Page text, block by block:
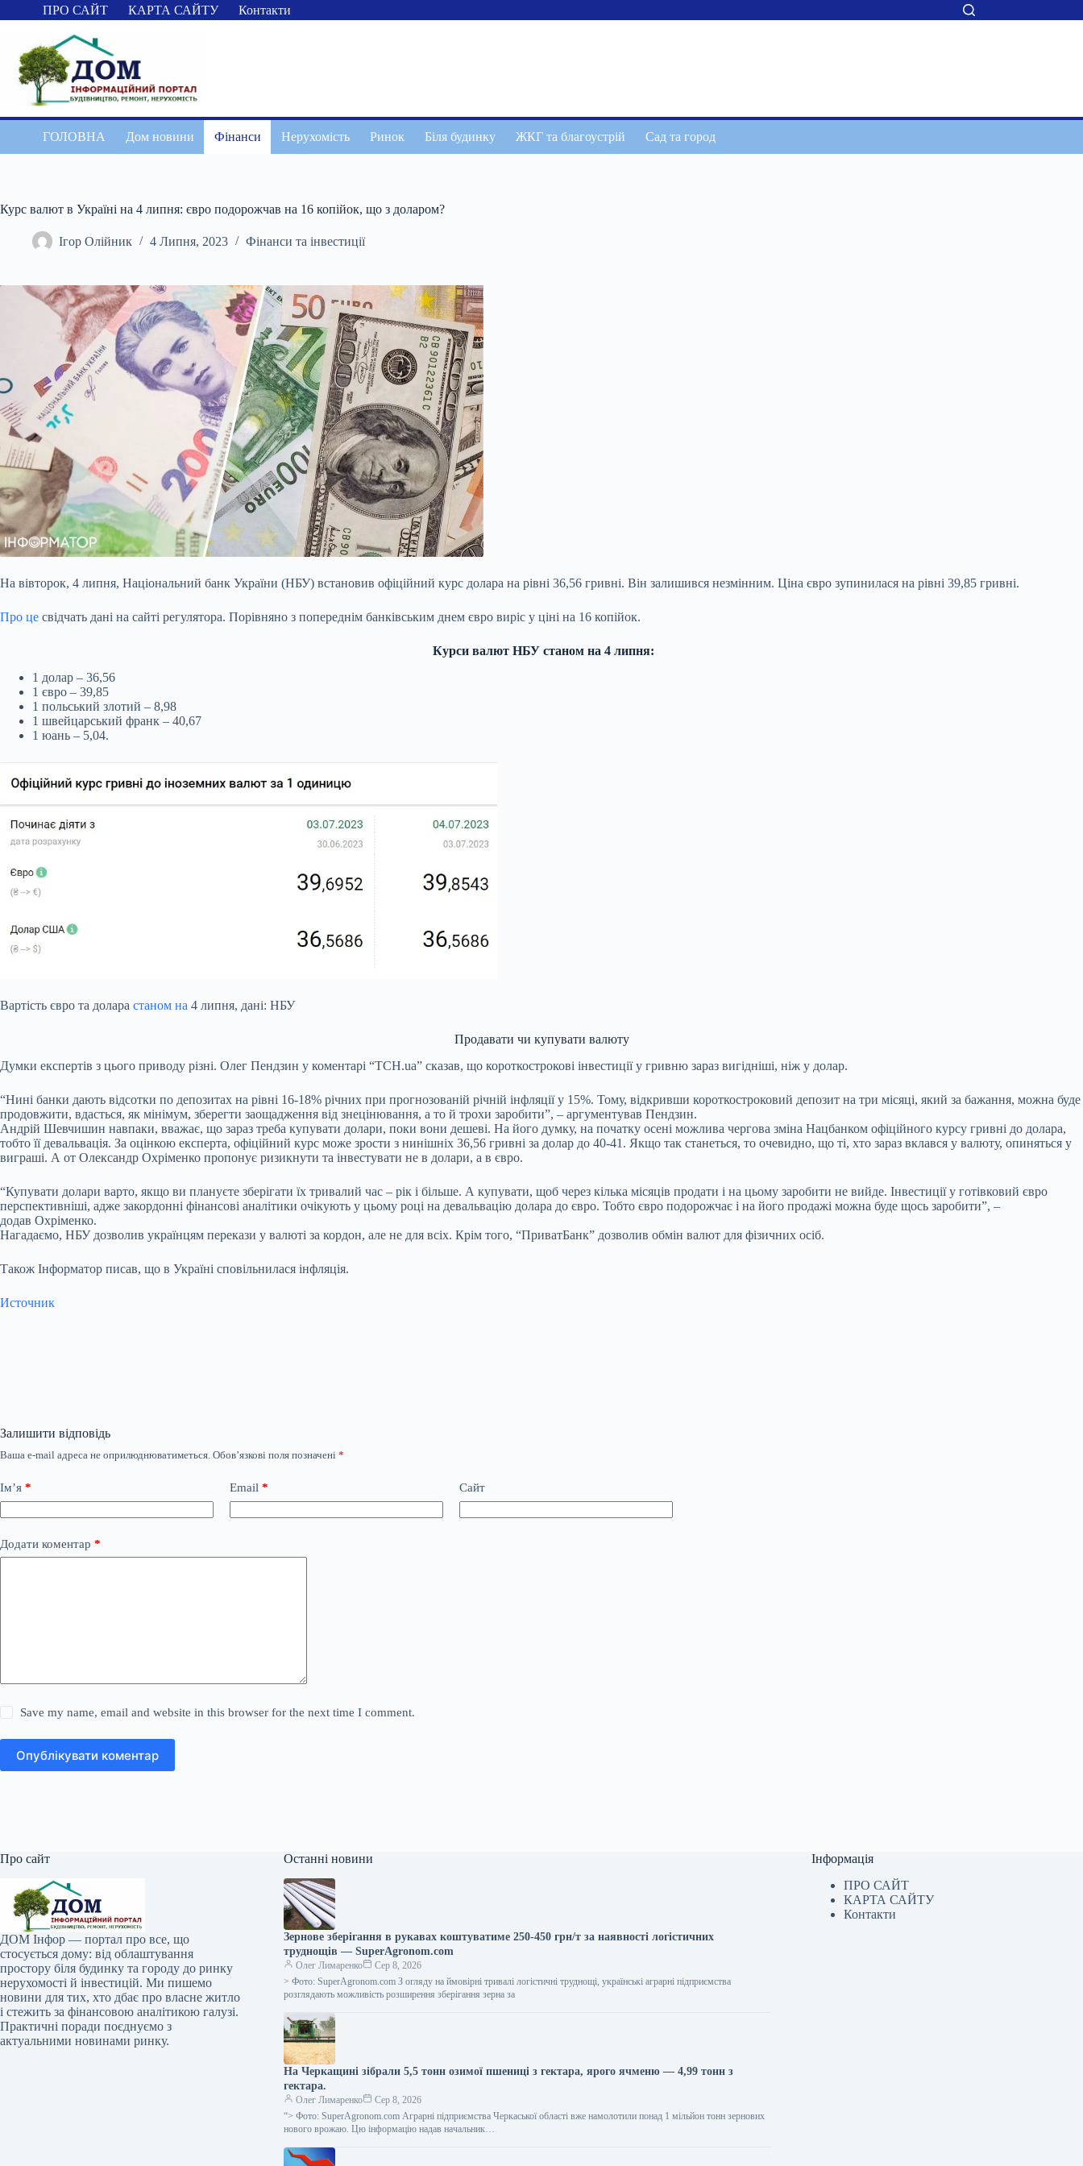
Перейти
до
ПРО САЙТ КАРТА САЙТУ Контакти
ГОЛОВНА Дом новини Фінанси Нерухомість Ринок Біля будинку ЖКГ та благоустрій Сад та город
Курс валют в Україні на 4 липня: євро подорожчав на 16 копійок, що з доларом?
Ігор Олійник 4 Липня, 2023 Фінанси та інвестиції
На вівторок, 4 липня, Національний банк України (НБУ) встановив офіційний курс долара на рівні 36,56 гривні. Він залишився незмінним. Ціна євро зупинилася на рівні 39,85 гривні.
Про це свідчать дані на сайті регулятора. Порівняно з попереднім банківським днем євро виріс у ціні на 16 копійок.
Курси валют НБУ станом на 4 липня:
1 долар – 36,56
1 євро – 39,85
1 польський злотий – 8,98
1 швейцарський франк – 40,67
1 юань – 5,04.
Вартість євро та долара станом на 4 липня, дані: НБУ
Продавати чи купувати валюту
Думки експертів з цього приводу різні. Олег Пендзин у коментарі “ТСН.ua” сказав, що короткострокові інвестиції у гривню зараз вигідніші, ніж у долар.
“Нині банки дають відсотки по депозитах на рівні 16-18% річних при прогнозованій річній інфляції у 15%. Тому, відкривши короткостроковий депозит на три місяці, який за бажання, можна буде
продовжити, вдасться, як мінімум, зберегти заощадження від знецінювання, а то й трохи заробити”, – аргументував Пендзин.
Андрій Шевчишин навпаки, вважає, що зараз треба купувати долари, поки вони дешеві. На його думку, на початку осені можлива чергова зміна Нацбанком офіційного курсу гривні до долара,
тобто її девальвація. За оцінкою експерта, офіційний курс може зрости з нинішніх 36,56 гривні за долар до 40-41. Якщо так станеться, то очевидно, що ті, хто зараз вклався у валюту, опиняться у
виграші. А от Олександр Охріменко пропонує ризикнути та інвестувати не в долари, а в євро.
“Купувати долари варто, якщо ви плануєте зберігати їх тривалий час – рік і більше. А купувати, щоб через кілька місяців продати і на цьому заробити не вийде. Інвестиції у готівковий євро
перспективніші, адже закордонні фінансові аналітики очікують у цьому році на девальвацію долара до євро. Тобто євро подорожчає і на його продажі можна буде щось заробити”, –
додав Охріменко.
Нагадаємо, НБУ дозволив українцям перекази у валюті за кордон, але не для всіх. Крім того, “ПриватБанк” дозволив обмін валют для фізичних осіб.
Також Інформатор писав, що в Україні сповільнилася інфляція.
Источник
Залишити відповідь
Ваша e-mail адреса не оприлюднюватиметься. Обов’язкові поля позначені *
Ім’я * Email * Сайт
Додати коментар *
Save my name, email and website in this browser for the next time I comment.
Опублікувати коментар
Про сайт
ДОМ Інфор — портал про все, що
стосується дому: від облаштування
простору біля будинку та городу до ринку
нерухомості й інвестицій. Ми пишемо
новини для тих, хто дбає про власне житло
і стежить за фінансовою аналітикою галузі.
Практичні поради поєднуємо з
актуальними новинами ринку.
Останні новини
Зернове зберігання в рукавах коштуватиме 250-450 грн/т за наявності логістичних
труднощів — SuperAgronom.com
Олег Лимаренко
Сер 8, 2026
> Фото: SuperAgronom.com З огляду на ймовірні тривалі логістичні труднощі, українські аграрні підприємства
розглядають можливість розширення зберігання зерна за
На Черкащині зібрали 5,5 тонн озимої пшениці з гектара, ярого ячменю — 4,99 тонн з
гектара.
Олег Лимаренко
Сер 8, 2026
“> Фото: SuperAgronom.com Аграрні підприємства Черкаської області вже намолотили понад 1 мільйон тонн зернових
нового врожаю. Цю інформацію надав начальник…
Інформація
ПРО САЙТ
КАРТА САЙТУ
Контакти